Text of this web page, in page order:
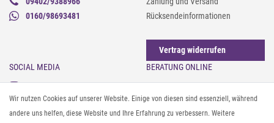
0160/98693481
Rücksendeinformationen
Vertrag widerrufen
SOCIAL MEDIA
Instagram
Facebook
Pinterest
BERATUNG ONLINE
Gürtel messen & kürzen
Sonnenbrillen & UV-Schutz
Textilpflege
Wir nutzen Cookies auf unserer Website. Einige von diesen sind essenziell, während
andere uns helfen, diese Website und Ihre Erfahrung zu verbessern. Weitere